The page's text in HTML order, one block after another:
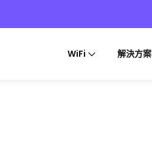
WiFi 解決方案